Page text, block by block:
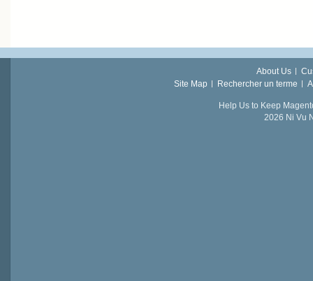
About Us
Site Map
Rechercher un terme
Help Us to Keep
2026 Ni Vu